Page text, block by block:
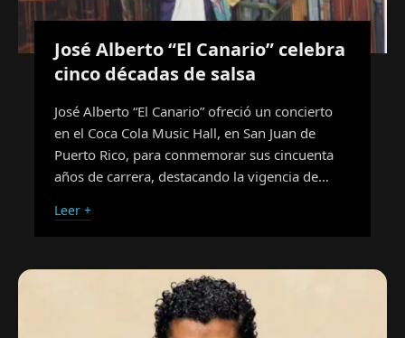
José Alberto “El Canario” celebra
cinco décadas de salsa
José Alberto “El Canario” ofreció un concierto
en el Coca Cola Music Hall, en San Juan de
Puerto Rico, para conmemorar sus cincuenta
años de carrera, destacando la vigencia de…
Leer +